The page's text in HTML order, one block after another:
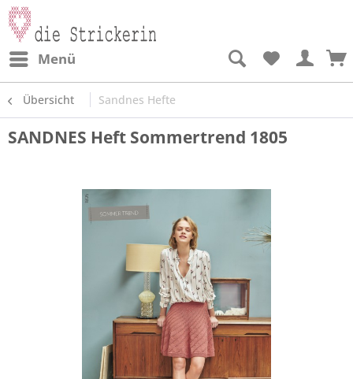
Menü
Übersicht Sandnes Hefte
SANDNES Heft Sommertrend 1805